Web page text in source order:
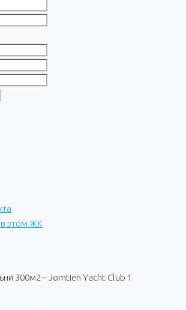
этом ЖК
300м2 – Jomtien Yacht Club 1